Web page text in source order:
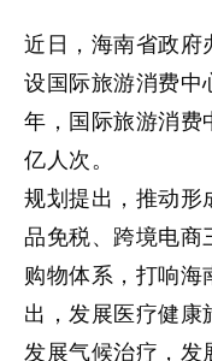
近日，海南省政府
设国际旅游消费中
年，国际旅游消费
亿人次。
规划提出，推动形
品免税、跨境电商
购物体系，打响海
出，发展医疗健康
发展气候治疗，发